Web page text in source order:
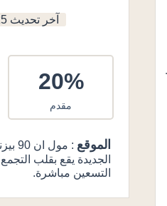
آخر تحديث
20%
مقدم
الموقع
: مول
الجديدة يقع بقلب
التسعين مباشرة.